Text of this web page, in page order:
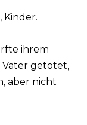
Kinder.
ihrem
Vater getötet,
aber nicht